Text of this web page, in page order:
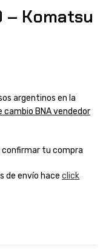
– Komatsu
argentinos en la
cambio BNA vendedor
confirmar tu compra
de envío hace click